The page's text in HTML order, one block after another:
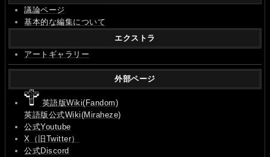
議論ページ
基本的な編集について
エクストラ
アートギャラリー
外部ページ
英語版Wiki(Fandom)
英語版公式Wiki(Miraheze)
公式Youtube
X（旧Twitter）
公式Discord